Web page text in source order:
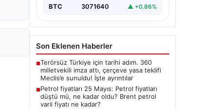
BTC 3071640 ▲ +0.86%
Son Eklenen Haberler
■Terörsüz Türkiye için tarihi adım. 360
milletvekili imza attı, çerçeve yasa teklifi
Meclis’e sunuldu! İşte ayrıntılar
■Petrol fiyatları 25 Mayıs: Petrol fiyatları
düştü mü, ne kadar oldu? Brent petrol
varil fiyatı ne kadar?